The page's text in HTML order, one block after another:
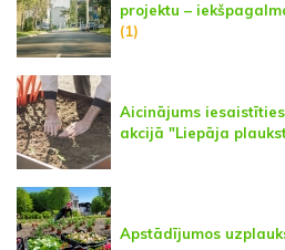
projektu –
(1)
Aicinājums
akcijā "Liepāja
Apstādījumos